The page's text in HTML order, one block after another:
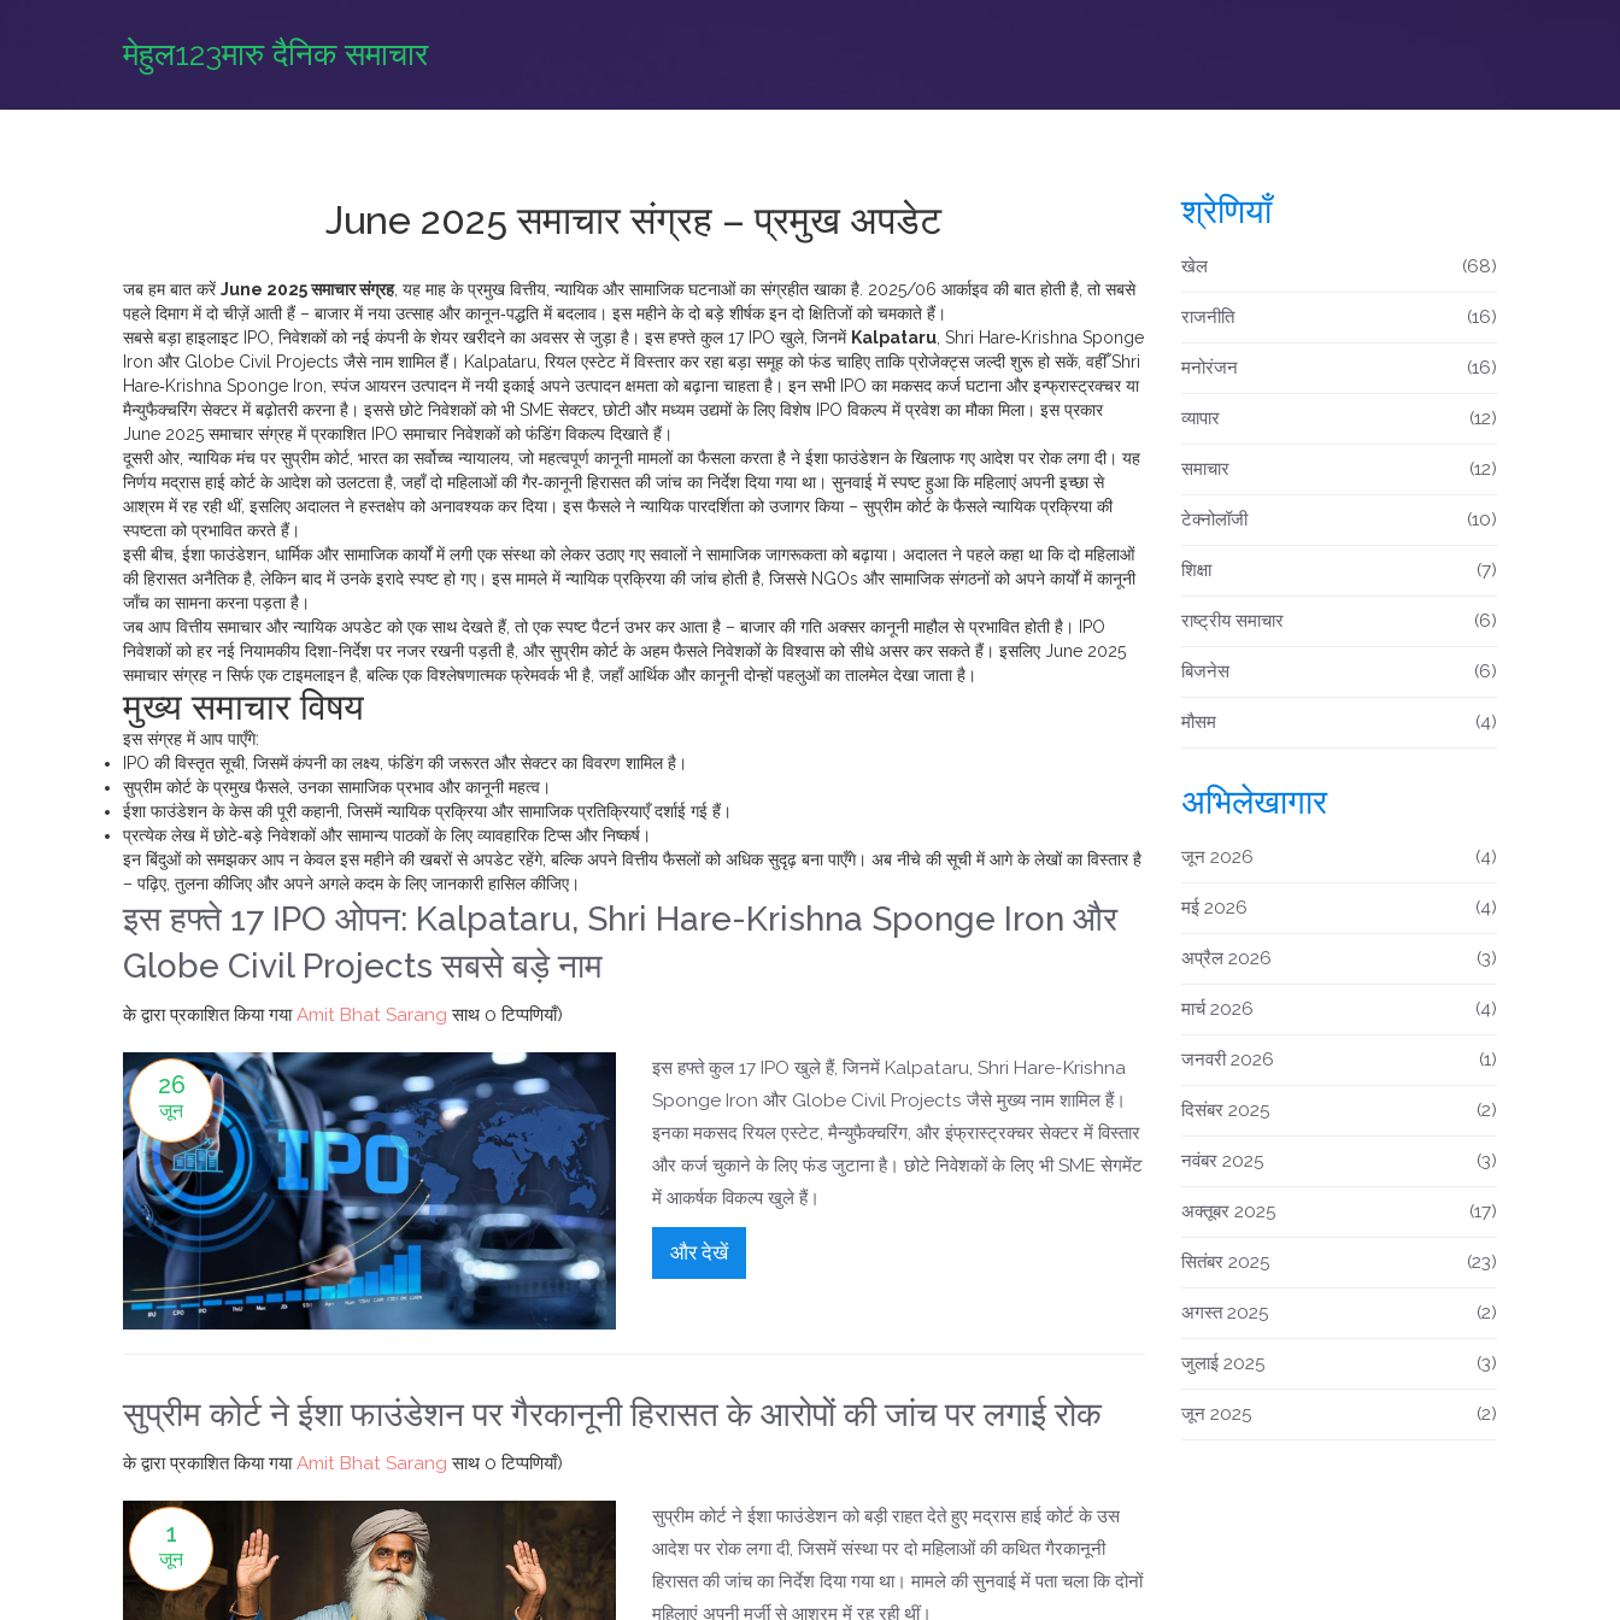
मेहुल123मारु दैनिक समाचार
June 2025 समाचार संग्रह – प्रमुख अपडेट
जब हम बात करेंJune 2025 समाचार संग्रह, यह माह के प्रमुख वित्तीय, न्यायिक और सामाजिक घटनाओं का संग्रहीत खाका है 2025/06 आर्काइव की बात होती है, तो सबसे
पहले दिमाग में दो चीज़ें आती हैं – बाजार में नया उत्साह और कानून‑पद्धति में बदलाव। इस महीने के दो बड़े शीर्षक इन दो क्षितिजों को चमकाते हैं।
सबसे बड़ा हाइलाइट IPO निवेशकों को नई कंपनी के शेयर खरीदने का अवसरसे जुड़ा है। इस हफ्ते कुल 17 IPO खुले, जिनमें Kalpataru , Shri Hare‑Krishna Sponge
Iron और Globe Civil Projects जैसे नाम शामिल हैं। Kalpataru रियल एस्टेट में विस्तार कर रहा बड़ा समूह को फंड चाहिए ताकि प्रोजेक्ट्स जल्दी शुरू हो सकें, वहीँShri
Hare‑Krishna Sponge Iron स्पंज आयरन उत्पादन में नयी इकाई अपने उत्पादन क्षमता को बढ़ाना चाहता है। इन सभी IPO का मकसद कर्ज घटाना और इन्फ्रास्ट्रक्चर या
मैन्युफैक्चरिंग सेक्टर में बढ़ोतरी करना है। इससे छोटे निवेशकों को भीSME सेक्टर, छोटी और मध्यम उद्यमों के लिए विशेष IPO विकल्प में प्रवेश का मौका मिला। इस प्रकार
June 2025 समाचार संग्रह में प्रकाशित IPO समाचार निवेशकों को फंडिंग विकल्प दिखाते हैं।
दूसरी ओर, न्यायिक मंच परसुप्रीम कोर्ट भारत का सर्वोच्च न्यायालय, जो महत्वपूर्ण कानूनी मामलों का फैसला करता है ने ईशा फाउंडेशन के खिलाफ गए आदेश पर रोक लगा दी। यह
निर्णय मद्रास हाई कोर्ट के आदेश को उलटता है, जहाँ दो महिलाओं की गैर‑कानूनी हिरासत की जांच का निर्देश दिया गया था। सुनवाई में स्पष्ट हुआ कि महिलाएं अपनी इच्छा से
आश्रम में रह रही थीं, इसलिए अदालत ने हस्तक्षेप को अनावश्यक कर दिया। इस फैसले ने न्यायिक पारदर्शिता को उजागर किया – सुप्रीम कोर्ट के फैसले न्यायिक प्रक्रिया की
स्पष्टता को प्रभावित करते हैं।
इसी बीच, ईशा फाउंडेशन धार्मिक और सामाजिक कार्यों में लगी एक संस्थाको लेकर उठाए गए सवालों ने सामाजिक जागरूकता को बढ़ाया। अदालत ने पहले कहा था कि दो महिलाओं
की हिरासत अनैतिक है, लेकिन बाद में उनके इरादे स्पष्ट हो गए। इस मामले में न्यायिक प्रक्रिया की जांच होती है, जिससे NGOs और सामाजिक संगठनों को अपने कार्यों में कानूनी
जाँच का सामना करना पड़ता है।
जब आप वित्तीय समाचार और न्यायिक अपडेट को एक साथ देखते हैं, तो एक स्पष्ट पैटर्न उभर कर आता है – बाजार की गति अक्सर कानूनी माहौल से प्रभावित होती है। IPO
निवेशकों को हर नई नियामकीय दिशा-निर्देश पर नजर रखनी पड़ती है, और सुप्रीम कोर्ट के अहम फैसले निवेशकों के विश्वास को सीधे असर कर सकते हैं। इसलिए June 2025
समाचार संग्रह न सिर्फ एक टाइमलाइन है, बल्कि एक विश्लेषणात्मक फ्रेमवर्क भी है, जहाँ आर्थिक और कानूनी दोन्हों पहलुओं का तालमेल देखा जाता है।
मुख्य समाचार विषय
इस संग्रह में आप पाएँगे:
IPO की विस्तृत सूची, जिसमें कंपनी का लक्ष्य, फंडिंग की जरूरत और सेक्टर का विवरण शामिल है।
सुप्रीम कोर्ट के प्रमुख फैसले, उनका सामाजिक प्रभाव और कानूनी महत्व।
ईशा फाउंडेशन के केस की पूरी कहानी, जिसमें न्यायिक प्रक्रिया और सामाजिक प्रतिक्रियाएँ दर्शाई गई हैं।
प्रत्येक लेख में छोटे‑बड़े निवेशकों और सामान्य पाठकों के लिए व्यावहारिक टिप्स और निष्कर्ष।
इन बिंदुओं को समझकर आप न केवल इस महीने की खबरों से अपडेट रहेंगे, बल्कि अपने वित्तीय फैसलों को अधिक सुदृढ़ बना पाएँगे। अब नीचे की सूची में आगे के लेखों का विस्तार है
– पढ़िए, तुलना कीजिए और अपने अगले कदम के लिए जानकारी हासिल कीजिए।
इस हफ्ते 17 IPO ओपन: Kalpataru, Shri Hare-Krishna Sponge Iron और
Globe Civil Projects सबसे बड़े नाम
के द्वारा प्रकाशित किया गयाAmit Bhat Sarang साथ 0 टिप्पणियाँ)
26
जून
इस हफ्ते कुल 17 IPO खुले हैं, जिनमें Kalpataru, Shri Hare-Krishna
Sponge Iron और Globe Civil Projects जैसे मुख्य नाम शामिल हैं।
इनका मकसद रियल एस्टेट, मैन्युफैक्चरिंग, और इंफ्रास्ट्रक्चर सेक्टर में विस्तार
और कर्ज चुकाने के लिए फंड जुटाना है। छोटे निवेशकों के लिए भी SME सेगमेंट
में आकर्षक विकल्प खुले हैं।
और देखें
सुप्रीम कोर्ट ने ईशा फाउंडेशन पर गैरकानूनी हिरासत के आरोपों की जांच पर लगाई रोक
के द्वारा प्रकाशित किया गयाAmit Bhat Sarang साथ 0 टिप्पणियाँ)
1
जून
सुप्रीम कोर्ट ने ईशा फाउंडेशन को बड़ी राहत देते हुए मद्रास हाई कोर्ट के उस
आदेश पर रोक लगा दी, जिसमें संस्था पर दो महिलाओं की कथित गैरकानूनी
हिरासत की जांच का निर्देश दिया गया था। मामले की सुनवाई में पता चला कि दोनों
महिलाएं अपनी मर्जी से आश्रम में रह रही थीं।
श्रेणियाँ
खेल (68)
राजनीति (16)
मनोरंजन (16)
व्यापार (12)
समाचार (12)
टेक्नोलॉजी (10)
शिक्षा (7)
राष्ट्रीय समाचार (6)
बिजनेस (6)
मौसम (4)
अभिलेखागार
जून 2026 (4)
मई 2026 (4)
अप्रैल 2026 (3)
मार्च 2026 (4)
जनवरी 2026 (1)
दिसंबर 2025 (2)
नवंबर 2025 (3)
अक्तूबर 2025 (17)
सितंबर 2025 (23)
अगस्त 2025 (2)
जुलाई 2025 (3)
जून 2025 (2)